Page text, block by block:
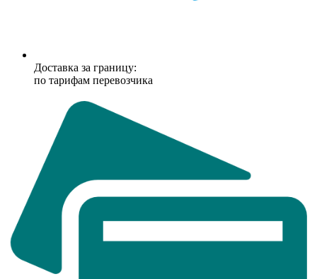
Доставка за границу:
по тарифам перевозчика